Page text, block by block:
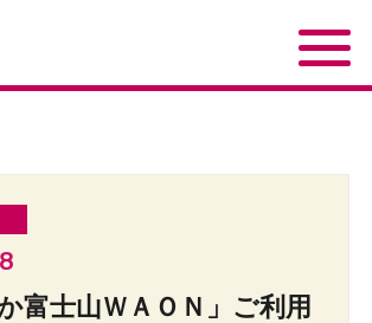
富士山ＷＡＯＮ」ご利用